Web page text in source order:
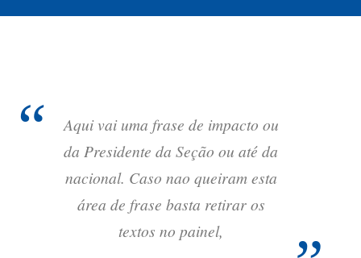
Aqui vai uma frase de impacto ou
da Presidente da Seção ou até da
nacional. Caso nao queiram esta
área de frase basta retirar os
textos no painel,